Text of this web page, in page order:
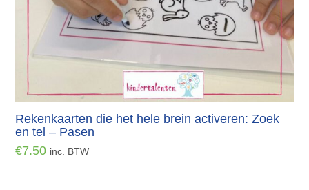
Rekenkaarten die het hele brein activeren: Zoek
en tel – Pasen
€7.50 inc. BTW